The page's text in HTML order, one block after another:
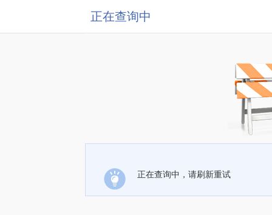
正在查询中
正在查询中，请刷新重试